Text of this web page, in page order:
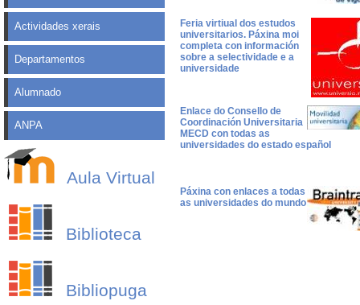
Actividades xerais
Departamentos
Alumnado
ANPA
Aula Virtual
Biblioteca
Bibliopuga
Feria virtiual dos estudos
universitarios. Páxina moi
completa con información
sobre a selectividade e a
universidade
Enlace do Consello de
Coordinación Universitaria
MECD con todas as
universidades do estado español
Páxina con enlaces a todas
as universidades do mundo